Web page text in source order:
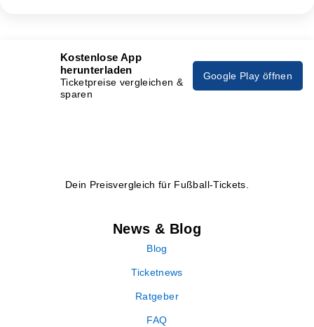
Kostenlose App
herunterladen
Ticketpreise vergleichen &
sparen
Google Play öffnen
Dein Preisvergleich für Fußball-Tickets.
News & Blog
Blog
Ticketnews
Ratgeber
FAQ